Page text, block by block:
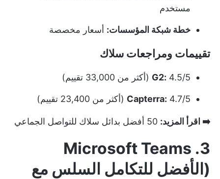
مستخدم
خطة شبكة المؤسسات: أسعار مخصصة
تقييمات ومراجعات سلاك
G2: 4.5/5 (أكثر من 33,000 تقييم)
Capterra: 4.7/5 (أكثر من 23,400 تقييم)
➡️ اقرأ المزيد: 50 أفضل بدائل سلاك للتواصل الجماعي
3. Microsoft Teams
(الأفضل للتكامل السلس مع